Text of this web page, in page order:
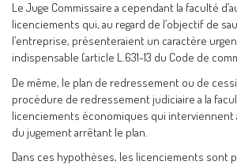
Le Juge Commissaire a cependant la faculté
licenciements qui, au regard de l’objectif de
l’entreprise, présenteraient un caractère
indispensable (article L.631-13 du Code de
De même, le plan de redressement ou de
procédure de redressement judiciaire a la
licenciements économiques qui interviennent
du jugement arrêtant le plan.
Dans ces hypothèses, les licenciements sont